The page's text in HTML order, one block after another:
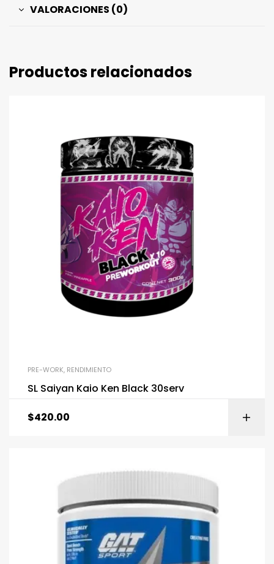
VALORACIONES (0)
Productos relacionados
PRE-WORK, RENDIMIENTO
SL Saiyan Kaio Ken Black 30serv
$420.00